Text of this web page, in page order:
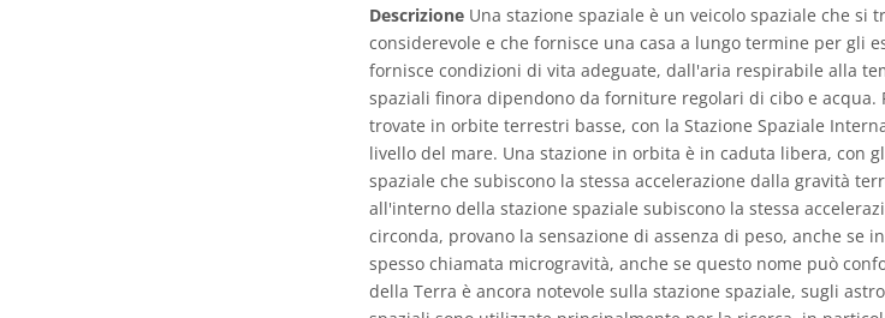
Descrizione Una stazione spaziale è un veicolo spaziale che
considerevole e che fornisce una casa a lungo termine per gli
fornisce condizioni di vita adeguate, dall'aria respirabile alla
spaziali finora dipendono da forniture regolari di cibo e acqua.
trovate in orbite terrestri basse, con la Stazione Spaziale
livello del mare. Una stazione in orbita è in caduta libera, con
spaziale che subiscono la stessa accelerazione dalla gravità
all'interno della stazione spaziale subiscono la stessa
circonda, provano la sensazione di assenza di peso, anche se
spesso chiamata microgravità, anche se questo nome può
della Terra è ancora notevole sulla stazione spaziale, sugli